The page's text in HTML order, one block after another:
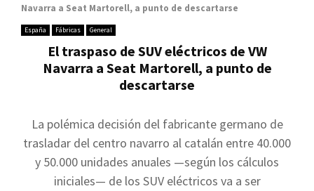
Navarra a Seat Martorell, a punto de descartarse
España Fábricas General
El traspaso de SUV eléctricos de VW
Navarra a Seat Martorell, a punto de
descartarse
La polémica decisión del fabricante germano de
trasladar del centro navarro al catalán entre 40.000
y 50.000 unidades anuales —según los cálculos
iniciales— de los SUV eléctricos va a ser